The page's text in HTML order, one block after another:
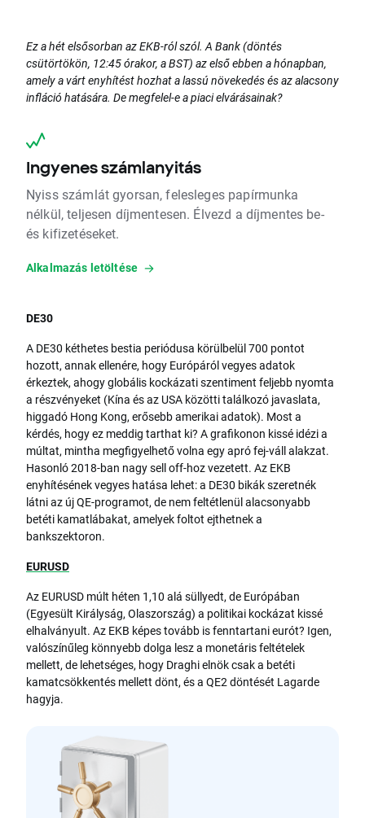
Ez a hét elsősorban az EKB-ról szól. A Bank (döntés
csütörtökön, 12:45 órakor, a BST) az első ebben a hónapban,
amely a várt enyhítést hozhat a lassú növekedés és az alacsony
infláció hatására. De megfelel-e a piaci elvárásainak?
Ingyenes számlanyitás
Nyiss számlát gyorsan, felesleges papírmunka
nélkül, teljesen díjmentesen. Élvezd a díjmentes be-
és kifizetéseket.
Alkalmazás letöltése
DE30
A DE30 kéthetes bestia periódusa körülbelül 700 pontot
hozott, annak ellenére, hogy Európáról vegyes adatok
érkeztek, ahogy globális kockázati szentiment feljebb nyomta
a részvényeket (Kína és az USA közötti találkozó javaslata,
higgadó Hong Kong, erősebb amerikai adatok). Most a
kérdés, hogy ez meddig tarthat ki? A grafikonon kissé idézi a
múltat, mintha megfigyelhető volna egy apró fej-váll alakzat.
Hasonló 2018-ban nagy sell off-hoz vezetett. Az EKB
enyhítésének vegyes hatása lehet: a DE30 bikák szeretnék
látni az új QE-programot, de nem feltétlenül alacsonyabb
betéti kamatlábakat, amelyek foltot ejthetnek a
bankszektoron.
EURUSD
Az EURUSD múlt héten 1,10 alá süllyedt, de Európában
(Egyesült Királyság, Olaszország) a politikai kockázat kissé
elhalványult. Az EKB képes tovább is fenntartani eurót? Igen,
valószínűleg könnyebb dolga lesz a monetáris feltételek
mellett, de lehetséges, hogy Draghi elnök csak a betéti
kamatcsökkentés mellett dönt, és a QE2 döntését Lagarde
hagyja.